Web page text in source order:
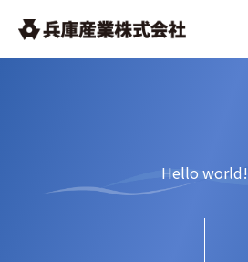
Hello world!